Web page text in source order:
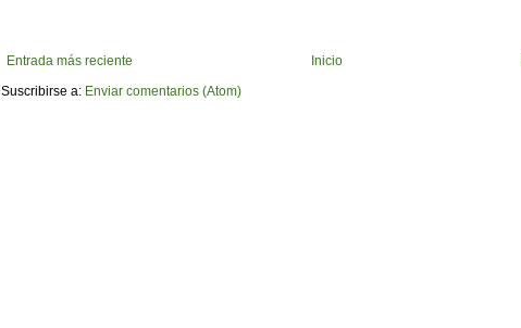
Entrada más reciente
Inicio
Suscribirse a: Enviar comentarios (Atom)